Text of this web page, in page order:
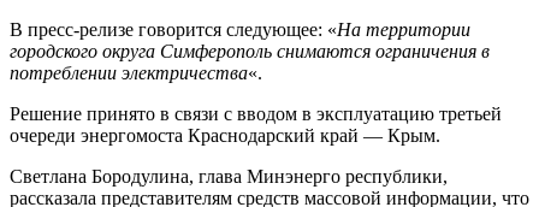
В пресс-релизе говорится следующее: «На территории
городского округа Симферополь снимаются ограничения в
потреблении электричества«.
Решение принято в связи с вводом в эксплуатацию третьей
очереди энергомоста Краснодарский край — Крым.
Светлана Бородулина, глава Минэнерго республики,
рассказала представителям средств массовой информации, что